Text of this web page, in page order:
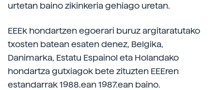
urtetan baino zikinkeria gehiago uretan.
EEEk hondartzen egoerari buruz argitaratutako
txosten batean esaten denez, Belgika,
Danimarka, Estatu Espainol eta Holandako
hondartza gutxiagok bete zituzten EEEren
estandarrak 1988.ean 1987.ean baino.